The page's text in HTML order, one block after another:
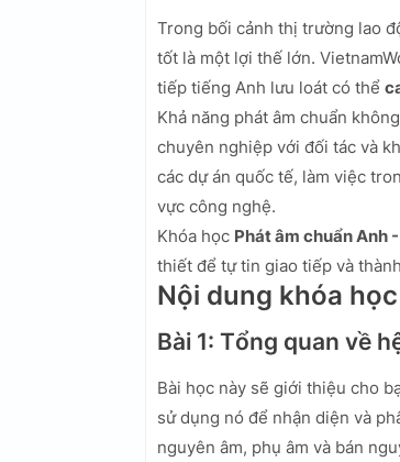
Trong bối cảnh thị trường lao
tốt là một lợi thế lớn.
tiếp tiếng Anh lưu loát có thể
Khả năng phát âm chuẩn
chuyên nghiệp với đối tác và
các dự án quốc tế, làm việc
vực công nghệ.
Khóa học Phát âm chuẩn Anh
thiết để tự tin giao tiếp và
Nội dung khóa
Bài 1: Tổng quan về
Bài học này sẽ giới thiệu cho
sử dụng nó để nhận diện và
nguyên âm, phụ âm và bán